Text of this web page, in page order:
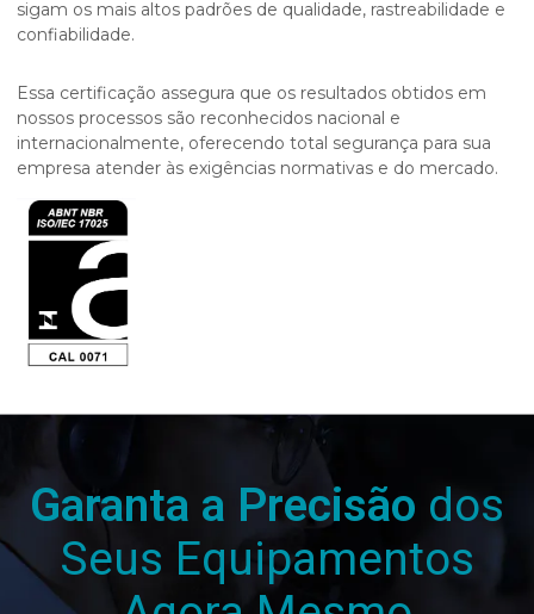
sigam os mais altos padrões de qualidade, rastreabilidade e
confiabilidade.
Essa certificação assegura que os resultados obtidos em
nossos processos são reconhecidos nacional e
internacionalmente, oferecendo total segurança para sua
empresa atender às exigências normativas e do mercado.
Garanta a Precisão dos
Seus Equipamentos